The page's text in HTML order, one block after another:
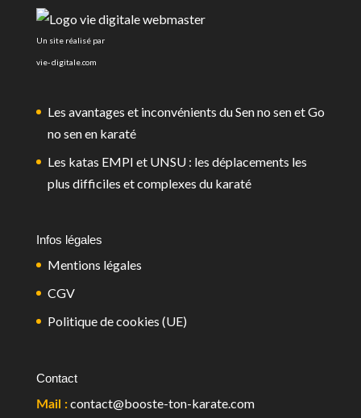
Un site réalisé par
vie- digitale.com
Les avantages et inconvénients du Sen no sen et Go
no sen en karaté
Les katas EMPI et UNSU : les déplacements les
plus difficiles et complexes du karaté
Infos légales
Mentions légales
CGV
Politique de cookies (UE)
Contact
Mail : contact@booste-ton-karate.com